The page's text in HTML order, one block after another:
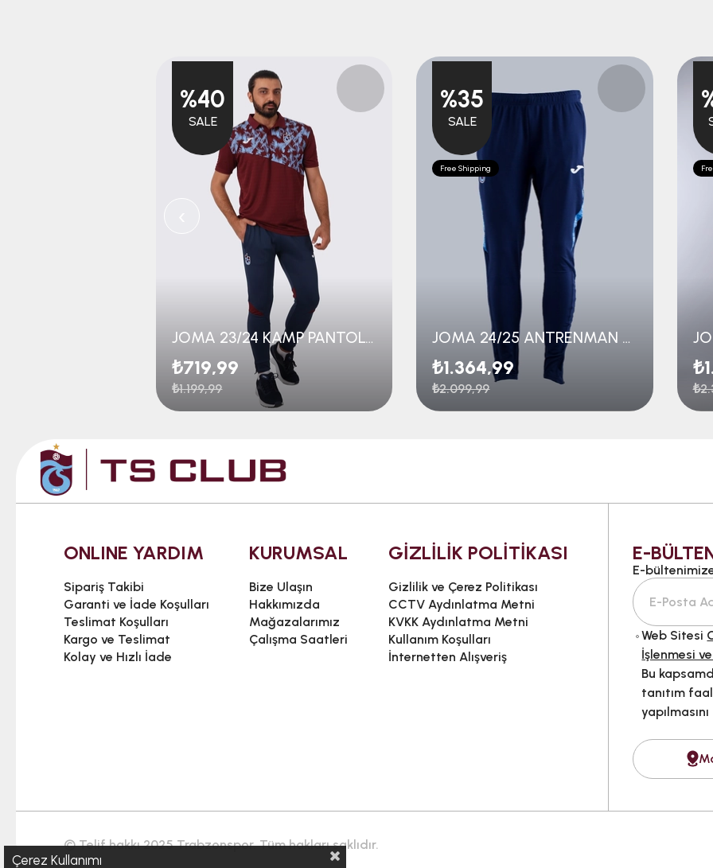
JOMA 23/24 KAMP PANTOLON
₺719,99
₺1.199,99
%40
SALE
JOMA 24/25 ANTRENMAN PANTOLON GENÇ
₺1.364,99
₺2.099,99
%35
SALE
Free Shipping
ONLINE YARDIM
Sipariş Takibi
Garanti ve İade Koşulları
Teslimat Koşulları
Kargo ve Teslimat
Kolay ve Hızlı İade
KURUMSAL
Bize Ulaşın
Hakkımızda
Mağazalarımız
Çalışma Saatleri
GİZLİLİK POLİTİKASI
Gizlilik ve Çerez Politikası
CCTV Aydınlatma Metni
KVKK Aydınlatma Metni
Kullanım Koşulları
İnternetten Alışveriş
E-
E-
Web Sitesi
İşlenmesi
Bu
tanıtım
© Telif hakkı 2025 Trabzonspor. Tüm hakları saklıdır.
Çerez Kullanımı